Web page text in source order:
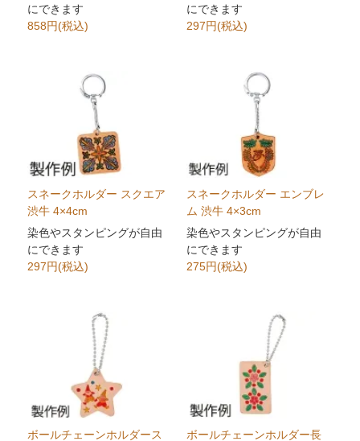
にできます
858円(税込)
にできます
297円(税込)
スネークホルダー スクエア
渋牛 4×4cm
染色やスタンピングが自由
にできます
297円(税込)
スネークホルダー エンブレ
ム 渋牛 4×3cm
染色やスタンピングが自由
にできます
275円(税込)
ボールチェーンホルダース ボールチェーンホルダー長